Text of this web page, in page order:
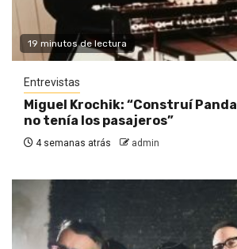
19 minutos de lectura
Entrevistas
Miguel Krochik: “Construí
no tenía los pasajeros”
4 semanas atrás admin